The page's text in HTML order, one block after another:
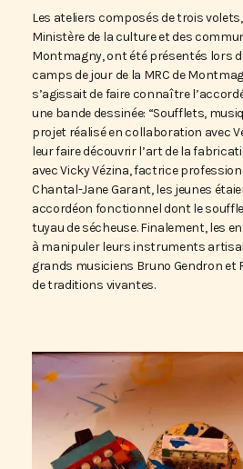
Les ateliers composés de trois
Ministère de la culture et des
Montmagny, ont été présentés lors
camps de jour de la MRC de
s’agissait de faire connaître
une bande dessinée: “Soufflets,
projet réalisé en collaboration avec
leur faire découvrir l’art de la
avec Vicky Vézina, factrice
Chantal-Jane Garant, les jeunes
accordéon fonctionnel dont le
tuyau de sécheuse. Finalement, les
à manipuler leurs instruments
grands musiciens Bruno Gendron et
de traditions vivantes.